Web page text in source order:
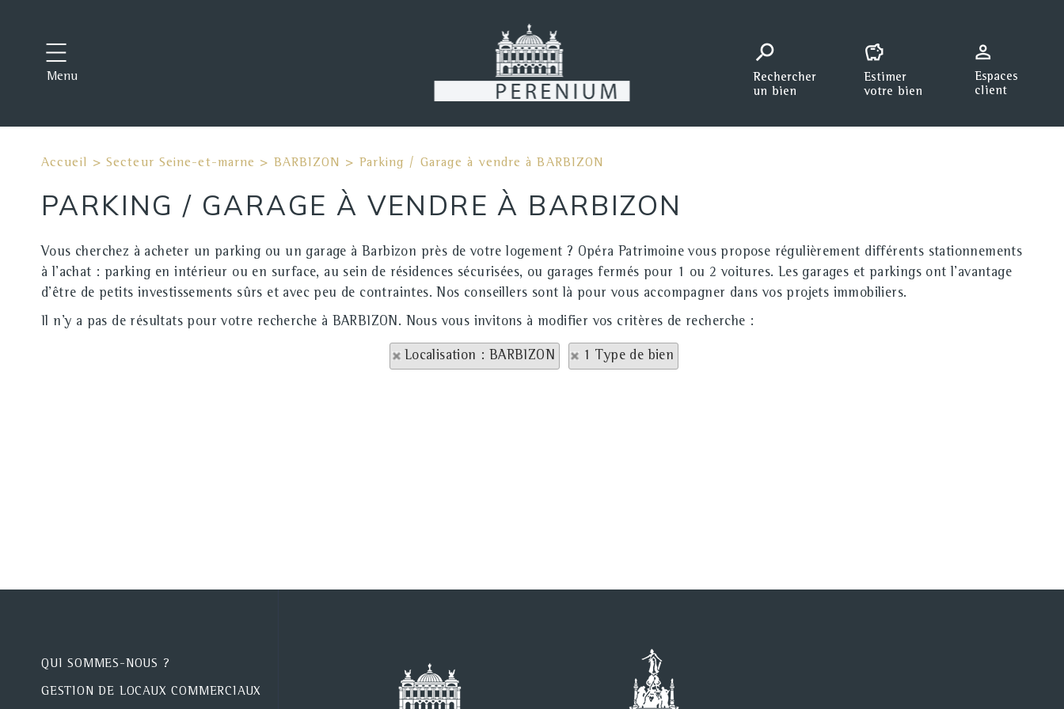
Menu
Accueil >Secteur Seine-et-marne > BARBIZON > Parking / Garage à vendre à BARBIZON
PARKING / GARAGE À VENDRE À BARBIZON
Vous cherchez à acheter un parking ou un garage à Barbizon près de votre logement ? Opéra Patrimoine vous propose régulièrement différents stationnements
à l'achat : parking en intérieur ou en surface, au sein de résidences sécurisées, ou garages fermés pour 1 ou 2 voitures. Les garages et parkings ont l'avantage
d'être de petits investissements sûrs et avec peu de contraintes. Nos conseillers sont là pour vous accompagner dans vos projets immobiliers.
Il n'y a pas de résultats pour votre recherche à BARBIZON. Nous vous invitons à modifier vos critères de recherche :
Localisation : BARBIZON 1 Type de bien
QUI SOMMES-NOUS ?
GESTION DE LOCAUX COMMERCIAUX